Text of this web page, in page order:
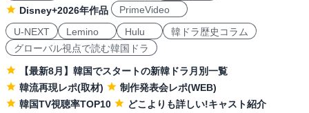
Disney+2026年作品
PrimeVideo
U-NEXT
Lemino Hulu
韓ドラ歴史コラム
グローバル視点で読む韓国ドラ
【最新8月】韓国でスタートの新韓ドラ月別一覧
韓流再現レポ(取材)
制作発表会レポ(WEB)
韓国TV視聴率TOP10
どこよりも詳しい!キャスト紹介